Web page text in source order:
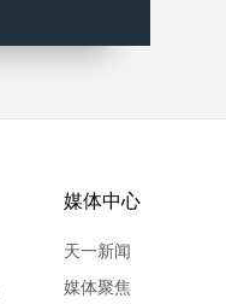
媒体中心
天一新闻
媒体聚焦